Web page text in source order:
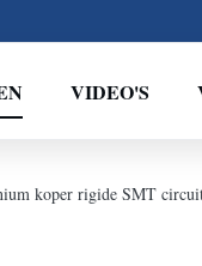
VIDEO'S
koper rigide SMT